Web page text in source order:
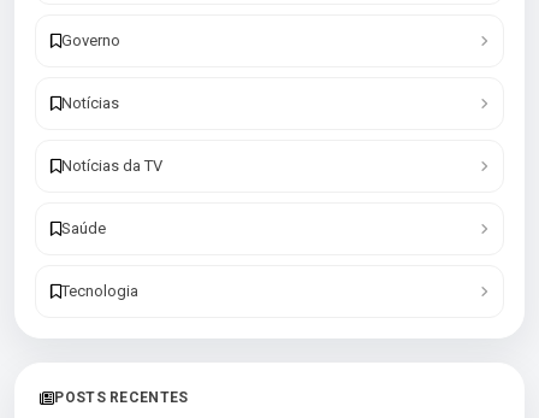
Governo
Notícias
Notícias da TV
Saúde
Tecnologia
POSTS RECENTES